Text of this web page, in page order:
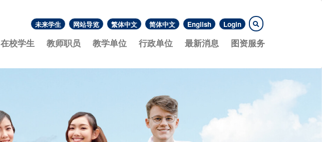
:::
未来学生 网站导览 繁体中文 简体中文 English Login
在校学生 教师职员 教学单位 行政单位 最新消息 图资服务